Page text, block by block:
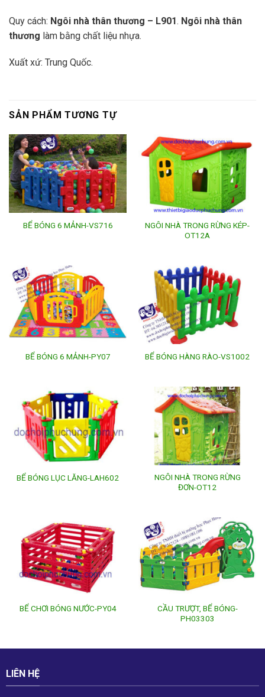
Quy cách: Ngôi nhà thân thương – L901. Ngôi nhà thân
thương làm bằng chất liệu nhựa.
Xuất xứ: Trung Quốc.
SẢN PHẨM TƯƠNG TỰ
BỂ BÓNG 6 MẢNH-VS716
NGÔI NHÀ TRONG RỪNG KÉP-
OT12A
BỂ BÓNG 6 MẢNH-PY07 BỂ BÓNG HÀNG RÀO-VS1002
BỂ BÓNG LỤC LĂNG-LAH602
NGÔI NHÀ TRONG RỪNG
ĐƠN-OT12
BỂ CHƠI BÓNG NƯỚC-PY04
CẦU TRƯỢT, BỂ BÓNG-
PH03303
LIÊN HỆ